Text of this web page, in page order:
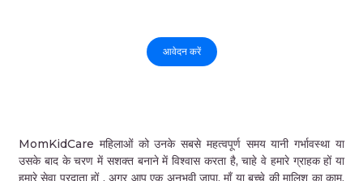
आवेदन करें
MomKidCare महिलाओं को उनके सबसे महत्वपूर्ण समय यानी गर्भावस्था या
उसके बाद के चरण में सशक्त बनाने में विश्वास करता है, चाहे वे हमारे ग्राहक हों या
हमारे सेवा प्रदाता हों . अगर आप एक अनुभवी जापा, माँ या बच्चे की मालिश का काम,